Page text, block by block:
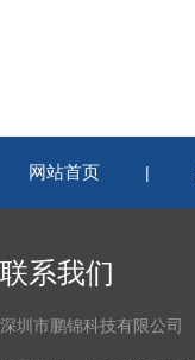
网站首页 |
联系我们
深圳市鹏锦科技有限公司